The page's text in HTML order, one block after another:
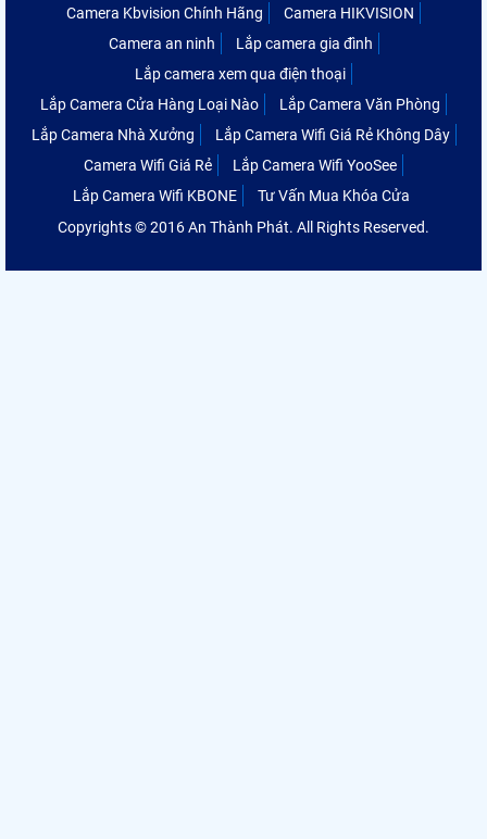
Camera Kbvision Chính Hãng
Camera HIKVISION
Camera an ninh
Lắp camera gia đình
Lắp camera xem qua điện thoại
Lắp Camera Cửa Hàng Loại Nào
Lắp Camera Văn Phòng
Lắp Camera Nhà Xưởng
Lắp Camera Wifi Giá Rẻ Không Dây
Camera Wifi Giá Rẻ
Lắp Camera Wifi YooSee
Lắp Camera Wifi KBONE
Tư Vấn Mua Khóa Cửa
Copyrights © 2016 An Thành Phát. All Rights Reserved.